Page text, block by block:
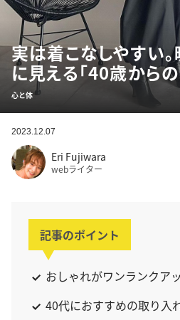
実は着こなしやすい
に見える「40歳から
心と体
2023.12.07
Eri Fujiwara
webライター
記事のポイント
おしゃれがワンランクア
40代におすすめの取り入